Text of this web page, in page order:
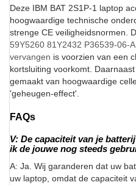
Deze IBM BAT 2S1P-1 laptop
hoogwaardige technische
strenge CE veiligheidsnormen.
59Y5260 81Y2432 P36539-06-
vervangen is voorzien van een
kortsluiting voorkomt.
gemaakt van hoogwaardige
'geheugen-effect'.
FAQs
V: De capaciteit van je
ik de jouwe nog steeds
A: Ja. Wij garanderen dat uw
uw laptop, omdat de capaciteit